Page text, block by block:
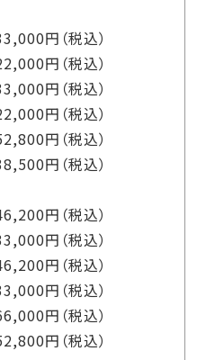
円（税込）
円（税込）
円（税込）
円（税込）
円（税込）
円（税込）
円（税込）
円（税込）
円（税込）
円（税込）
円（税込）
円（税込）